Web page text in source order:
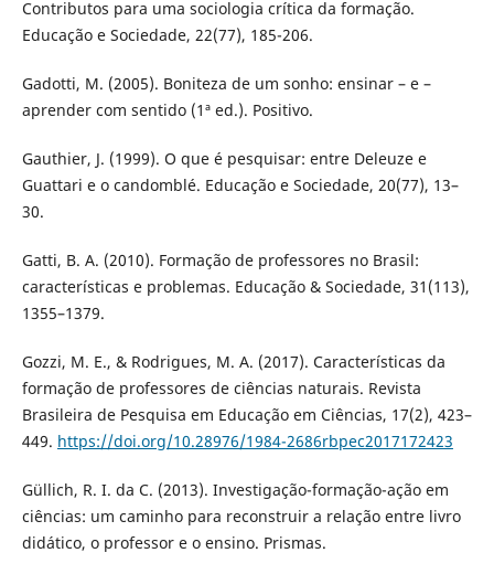
Contributos para uma sociologia crítica da formação.
Educação e Sociedade, 22(77), 185-206.
Gadotti, M. (2005). Boniteza de um sonho: ensinar – e –
aprender com sentido (1ª ed.). Positivo.
Gauthier, J. (1999). O que é pesquisar: entre Deleuze e
Guattari e o candomblé. Educação e Sociedade, 20(77), 13–
30.
Gatti, B. A. (2010). Formação de professores no Brasil:
características e problemas. Educação & Sociedade, 31(113),
1355–1379.
Gozzi, M. E., & Rodrigues, M. A. (2017). Características da
formação de professores de ciências naturais. Revista
Brasileira de Pesquisa em Educação em Ciências, 17(2), 423–
449. https://doi.org/10.28976/1984-2686rbpec2017172423
Güllich, R. I. da C. (2013). Investigação-formação-ação em
ciências: um caminho para reconstruir a relação entre livro
didático, o professor e o ensino. Prismas.